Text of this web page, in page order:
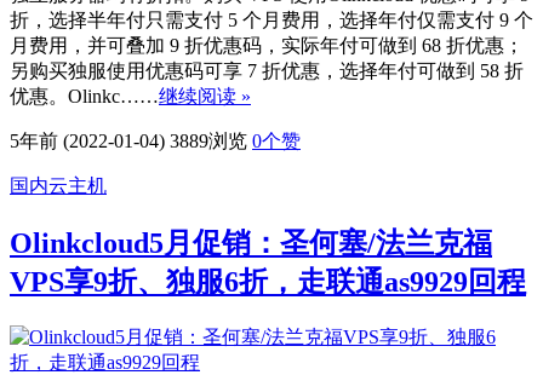
折，选择半年付只需支付 5 个月费用，选择年付仅需支付 9 个
月费用，并可叠加 9 折优惠码，实际年付可做到 68 折优惠；
另购买独服使用优惠码可享 7 折优惠，选择年付可做到 58 折
优惠。Olinkc……继续阅读 »
5年前 (2022-01-04) 3889浏览 0个赞
国内云主机
Olinkcloud5月促销：圣何塞/法兰克福
VPS享9折、独服6折，走联通as9929回程